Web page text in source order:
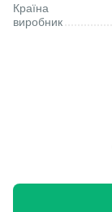
Країна
виробник